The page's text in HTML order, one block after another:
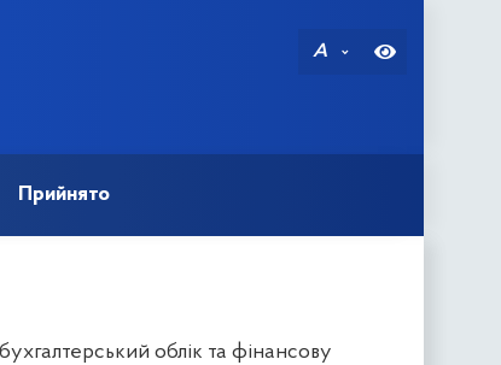
A
Прийнято
облік та фінансову